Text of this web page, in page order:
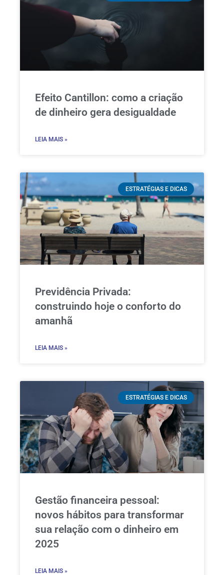
Efeito Cantillon: como a criação
de dinheiro gera desigualdade
LEIA MAIS »
ESTRATÉGIAS E DICAS
Previdência Privada:
construindo hoje o conforto do
amanhã
LEIA MAIS »
ESTRATÉGIAS E DICAS
Gestão financeira pessoal:
novos hábitos para transformar
sua relação com o dinheiro em
2025
LEIA MAIS »